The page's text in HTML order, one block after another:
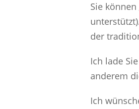
Sie
der
Ich lade
anderem
Ich